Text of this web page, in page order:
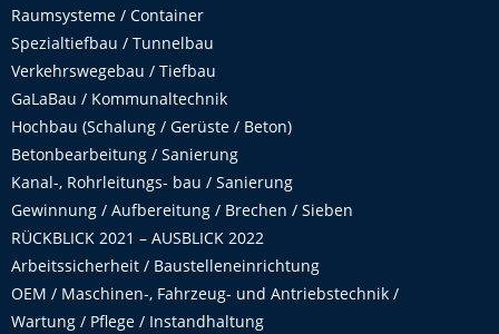
Raumsysteme / Container
Spezialtiefbau / Tunnelbau
Verkehrswegebau / Tiefbau
GaLaBau / Kommunaltechnik
Hochbau (Schalung / Gerüste / Beton)
Betonbearbeitung / Sanierung
Kanal-, Rohrleitungs- bau / Sanierung
Gewinnung / Aufbereitung / Brechen / Sieben
RÜCKBLICK 2021 – AUSBLICK 2022
Arbeitssicherheit / Baustelleneinrichtung
OEM / Maschinen-, Fahrzeug- und Antriebstechnik /
Wartung / Pflege / Instandhaltung